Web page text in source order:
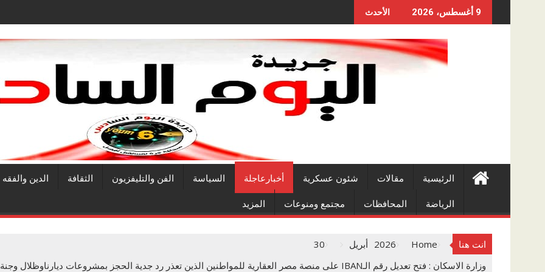
to
9 أغسطس، 2026 الأحدث
الرئيسية مقالات شئون عسكرية أخبارعاجلة السياسة الفن والتليفزيون الثقافة الدين والفقه
الرياضة المحافظات مجتمع ومنوعات المزيد
انت هنا Home
2026 أبريل
30
وزارة الاسكان : فتح تعديل رقم الـIBAN على منصة مصر العقارية للمواطنين الذين تعذر رد جدية الحجز بمشروعات ديارناوظلال وجنة وسكن مصروروضة العبورمن اليوم 30 أبريل حتى 13 مايو